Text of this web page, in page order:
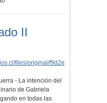
II
- La intención del
de Gabriela
en todas las